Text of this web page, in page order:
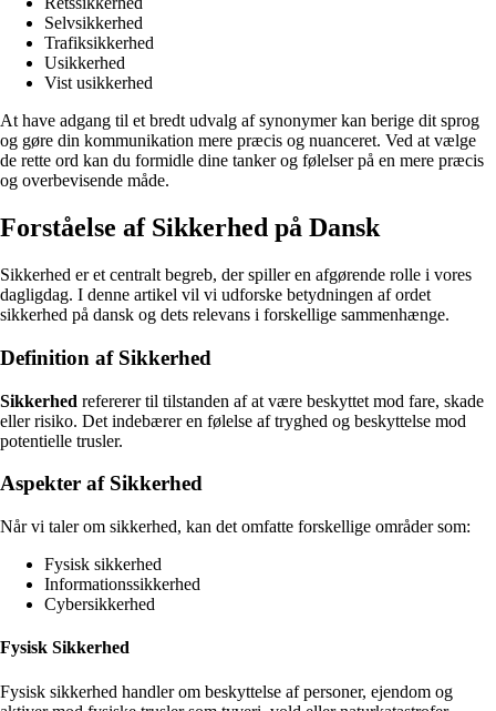
Selvsikkerhed
Trafiksikkerhed
Usikkerhed
Vist usikkerhed
At have adgang til et bredt udvalg af synonymer kan berige dit sprog
og gøre din kommunikation mere præcis og nuanceret. Ved at vælge
de rette ord kan du formidle dine tanker og følelser på en mere præcis
og overbevisende måde.
Forståelse af Sikkerhed på Dansk
Sikkerhed er et centralt begreb, der spiller en afgørende rolle i vores
dagligdag. I denne artikel vil vi udforske betydningen af ordet
sikkerhed på dansk og dets relevans i forskellige sammenhænge.
Definition af Sikkerhed
Sikkerhed refererer til tilstanden af at være beskyttet mod fare, skade
eller risiko. Det indebærer en følelse af tryghed og beskyttelse mod
potentielle trusler.
Aspekter af Sikkerhed
Når vi taler om sikkerhed, kan det omfatte forskellige områder som:
Fysisk sikkerhed
Informationssikkerhed
Cybersikkerhed
Fysisk Sikkerhed
Fysisk sikkerhed handler om beskyttelse af personer, ejendom og